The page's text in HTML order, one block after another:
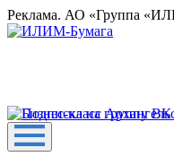
Реклама. АО «Группа